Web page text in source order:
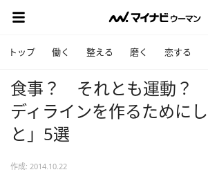
トップ 働く 整える 磨く 恋する
食事？ それとも運動？
ディラインを作るために
と」5選
作成: 2014.10.22